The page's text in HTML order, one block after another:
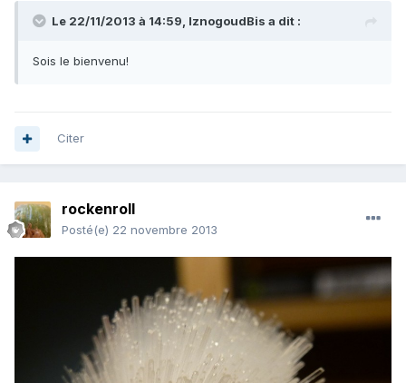
Le 22/11/2013 à 14:59, IznogoudBis a dit :
Sois le bienvenu!
Citer
rockenroll
Posté(e) 22 novembre 2013